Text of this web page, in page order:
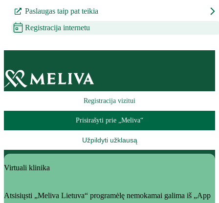
Paslaugas taip pat teikia
Registracija internetu
Registracija vizitui
Prisirašyti prie „Meliva“
Užpildyti užklausą
Virtuali klinika
Atsisiųsti „Meliva Lietuva“ programėlę nemokamai galima iš „App